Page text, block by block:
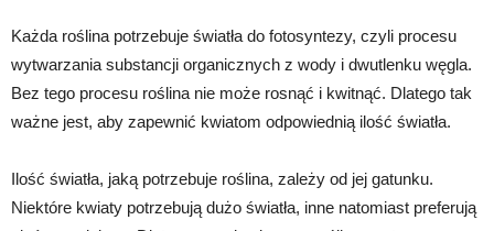
Każda roślina potrzebuje światła do fotosyntezy, czyli procesu
wytwarzania substancji organicznych z wody i dwutlenku węgla.
Bez tego procesu roślina nie może rosnąć i kwitnąć. Dlatego tak
ważne jest, aby zapewnić kwiatom odpowiednią ilość światła.
Ilość światła, jaką potrzebuje roślina, zależy od jej gatunku.
Niektóre kwiaty potrzebują dużo światła, inne natomiast preferują